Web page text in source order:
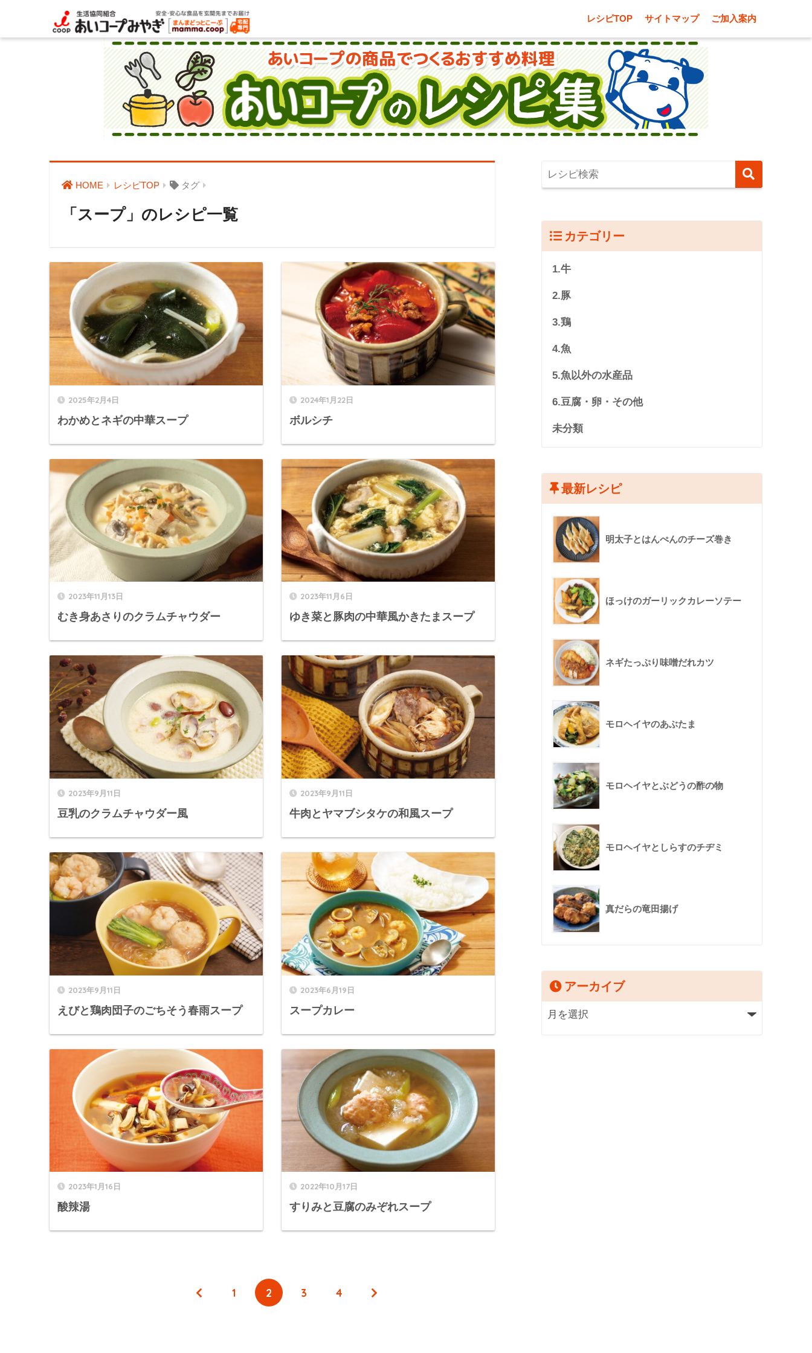
レシピTOP サイトマップ ご加入案内
HOME レシピTOP タグ
「スープ」のレシピ一覧
2025年2月4日
わかめとネギの中華スープ
2024年1月22日
ボルシチ
2023年11月13日
むき身あさりのクラムチャウダー
2023年11月6日
ゆき菜と豚肉の中華風かきたまスープ
2023年9月11日
豆乳のクラムチャウダー風
2023年9月11日
牛肉とヤマブシタケの和風スープ
2023年9月11日
えびと鶏肉団子のごちそう春雨スープ
2023年6月19日
スープカレー
2023年1月16日
酸辣湯
2022年10月17日
すりみと豆腐のみぞれスープ
1 2 3 4
カテゴリー
1.牛
2.豚
3.鶏
4.魚
5.魚以外の水産品
6.豆腐・卵・その他
未分類
最新レシピ
明太子とはんぺんのチーズ巻き
ほっけのガーリックカレーソテー
ネギたっぷり味噌だれカツ
モロヘイヤのあぶたま
モロヘイヤとぶどうの酢の物
モロヘイヤとしらすのチヂミ
真だらの竜田揚げ
アーカイブ